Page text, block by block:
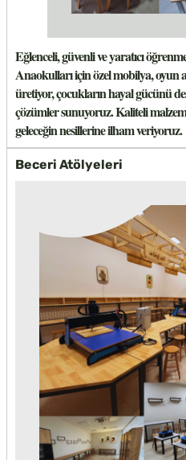
Eğlenceli, güvenli ve yaratıcı
Anaokulları için özel mobilya, oyun
üretiyor, çocukların hayal gücünü
çözümler sunuyoruz. Kaliteli
geleceğin nesillerine ilham veriyoruz.
Beceri Atölyeleri